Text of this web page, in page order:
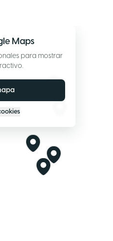
Maps
para mostrar